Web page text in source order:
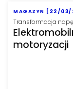
MAGAZYN [22/
Transformacja
motoryzacji